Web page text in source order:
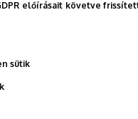
előírásait követve
sütik